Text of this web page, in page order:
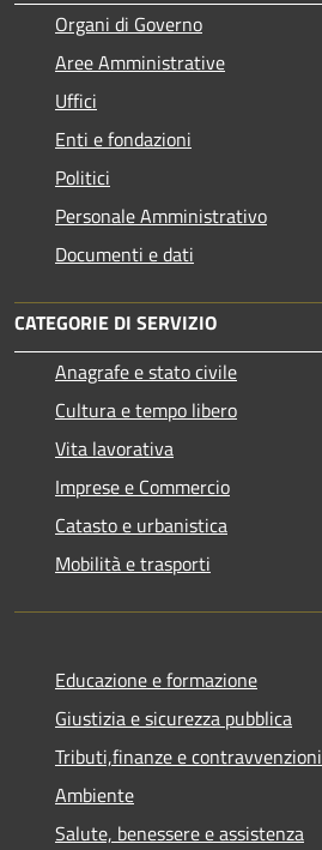
Organi di Governo
Aree Amministrative
Uffici
Enti e fondazioni
Politici
Personale Amministrativo
Documenti e dati
CATEGORIE DI SERVIZIO
Anagrafe e stato civile
Cultura e tempo libero
Vita lavorativa
Imprese e Commercio
Catasto e urbanistica
Mobilità e trasporti
Educazione e formazione
Giustizia e sicurezza pubblica
Tributi,finanze e contravvenzioni
Ambiente
Salute, benessere e assistenza